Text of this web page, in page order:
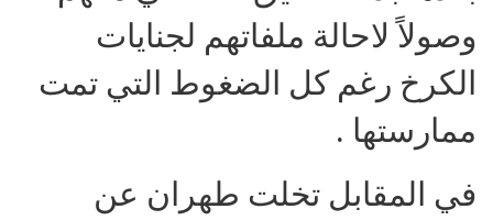
وصولاً لاحالة ملفاتهم لجنايات
الكرخ رغم كل الضغوط التي تمت
ممارستها .
في المقابل تخلت طهران عن